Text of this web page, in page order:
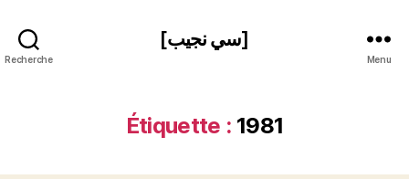
Recherche
[سي نجيب]
Menu
Étiquette : 1981